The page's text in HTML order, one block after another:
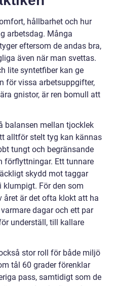
hållbarhet och hur
arbetsdag. Många
eftersom de andas bra,
även när man svettas.
lite syntetfiber kan ge
för vissa arbetsuppgifter,
gnistor, är ren bomull att
balansen mellan tjocklek
alltför stelt tyg kan kännas
tungt och begränsande
förflyttningar. Ett tunnare
skydd mot taggar
För den som
året är det ofta klokt att ha
dagar och ett par
underställ, till kallare
stor roll för både miljö
tål 60 grader förenklar
pass, samtidigt som de